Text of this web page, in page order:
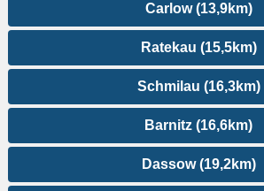
Carlow (13,9km)
Ratekau (15,5km)
Schmilau (16,3km)
Barnitz (16,6km)
Dassow (19,2km)